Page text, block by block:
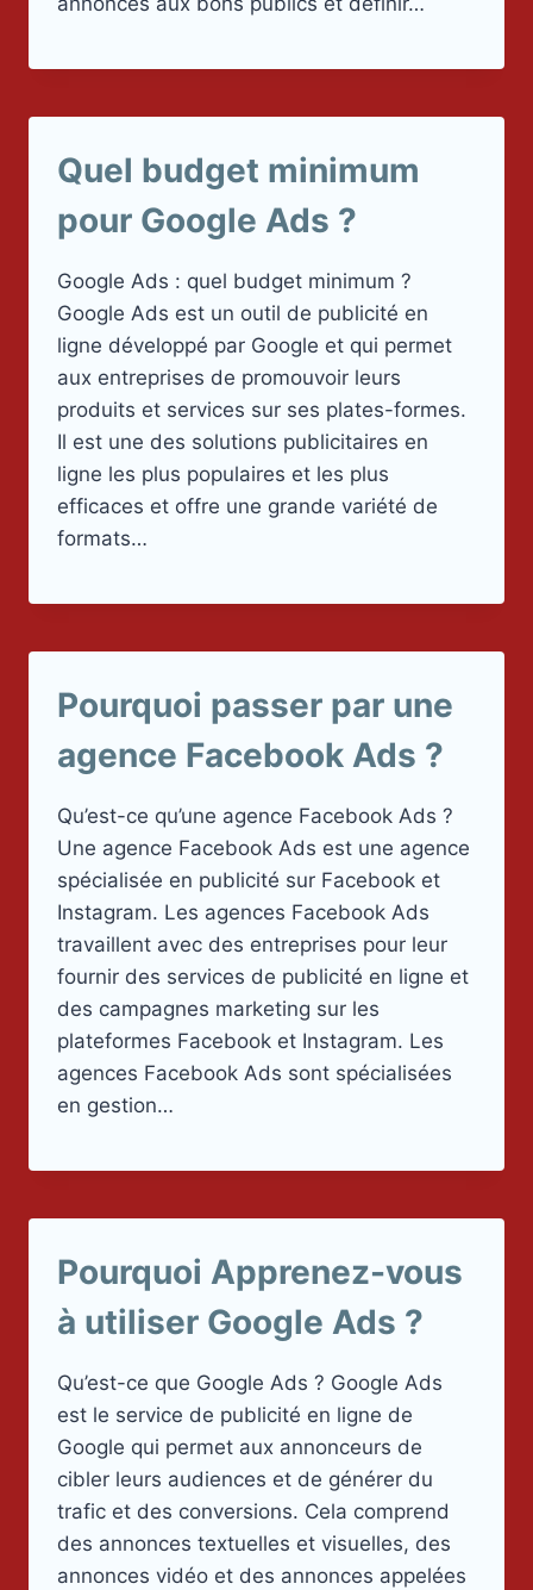
Quel budget minimum
pour Google Ads ?
Google Ads : quel budget minimum ?
Google Ads est un outil de publicité en
ligne développé par Google et qui permet
aux entreprises de promouvoir leurs
produits et services sur ses plates-formes.
Il est une des solutions publicitaires en
ligne les plus populaires et les plus
efficaces et offre une grande variété de
formats…
Pourquoi passer par une
agence Facebook Ads ?
Qu’est-ce qu’une agence Facebook Ads ?
Une agence Facebook Ads est une agence
spécialisée en publicité sur Facebook et
Instagram. Les agences Facebook Ads
travaillent avec des entreprises pour leur
fournir des services de publicité en ligne et
des campagnes marketing sur les
plateformes Facebook et Instagram. Les
agences Facebook Ads sont spécialisées
en gestion…
Pourquoi Apprenez-vous
à utiliser Google Ads ?
Qu’est-ce que Google Ads ? Google Ads
est le service de publicité en ligne de
Google qui permet aux annonceurs de
cibler leurs audiences et de générer du
trafic et des conversions. Cela comprend
des annonces textuelles et visuelles, des
annonces vidéo et des annonces appelées